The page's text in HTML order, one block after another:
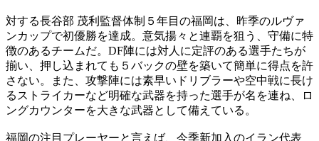
対する長谷部 茂利監督体制５年目の福岡は、昨季のルヴァ
ンカップで初優勝を達成。意気揚々と連覇を狙う、守備に特
徴のあるチームだ。DF陣には対人に定評のある選手たちが
揃い、押し込まれても５バックの壁を築いて簡単に得点を許
さない。また、攻撃陣には素早いドリブラーや空中戦に長け
るストライカーなど明確な武器を持った選手が名を連ね、ロ
ングカウンターを大きな武器として備えている。
福岡の注目プレーヤーと言えば、今季新加入のイラン代表